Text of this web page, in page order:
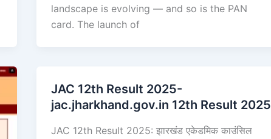
landscape is evolving — and so is the PAN
card. The launch of
JAC 12th Result 2025-
jac.jharkhand.gov.in 12th Result 2025
JAC 12th Result 2025: झारखंड एकेडमिक काउंसिल